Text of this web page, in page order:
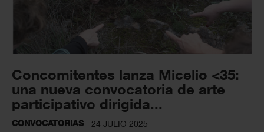
Concomitentes lanza Micelio <35:
una nueva convocatoria de arte
participativo dirigida...
CONVOCATORIAS 24 JULIO 2025